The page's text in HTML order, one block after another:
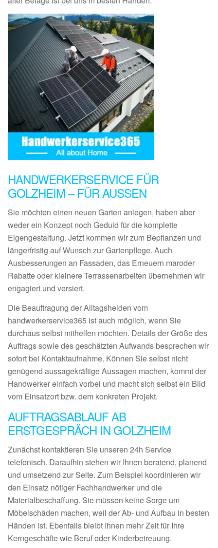
HANDWERKERSERVICE FÜR
GOLZHEIM – FÜR AUSSEN
Sie möchten einen neuen Garten anlegen, haben aber
weder ein Konzept noch Geduld für die komplette
Eigengestaltung. Jetzt kommen wir zum Bepflanzen und
längerfristig auf Wunsch zur Gartenpflege. Auch
Ausbesserungen an Fassaden, das Erneuern maroder
Rabatte oder kleinere Terrassenarbeiten übernehmen wir
engagiert und versiert.
Die Beauftragung der Alltagshelden vom
handwerkerservice365 ist auch möglich, wenn Sie
durchaus selbst mithelfen möchten. Details der Größe des
Auftrags sowie des geschätzten Aufwands besprechen wir
sofort bei Kontaktaufnahme. Können Sie selbst nicht
genügend aussagekräftige Aussagen machen, kommt der
Handwerker einfach vorbei und macht sich selbst ein Bild
vom Einsatzort bzw. dem konkreten Projekt.
AUFTRAGSABLAUF AB
ERSTGESPRÄCH IN GOLZHEIM
Zunächst kontaktieren Sie unseren 24h Service
telefonisch. Daraufhin stehen wir Ihnen beratend, planend
und umsetzend zur Seite. Zum Beispiel koordinieren wir
den Einsatz nötiger Fachhandwerker und die
Materialbeschaffung. Sie müssen keine Sorge um
Möbelschäden machen, weil der Ab- und Aufbau in besten
Händen ist. Ebenfalls bleibt Ihnen mehr Zeit für Ihre
Kerngeschäfte wie Beruf oder Kinderbetreuung.